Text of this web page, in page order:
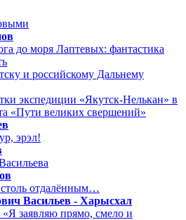
до моря Лаптевых: фантастика
и российскому Дальнему
экспедиции «Якутск-Нелькан» в
«Пути великих свершений»
эрэл!
отдалённым…
Васильев - Харысхал
заявляю прямо, смело и